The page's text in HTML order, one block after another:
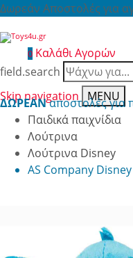
Δωρεάν Αποστολές για
0 Καλάθι Αγορών
field.search
Skip navigation
MENU
ΔΩΡΕΑΝαποστολές για
Παιδικά παιχνίδια
Λούτρινα
Λούτρινα Disney
AS Company